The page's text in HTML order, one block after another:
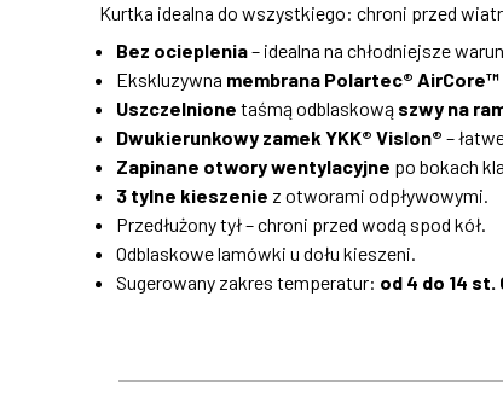
Kurtka idealna do wszystkiego: chroni przed
Bez ocieplenia– idealna na chłodniejsze
Ekskluzywna membrana Polartec® AirCore™
Uszczelnione taśmą odblaskową szwy na
Dwukierunkowy zamek YKK® Vislon® –
Zapinane otwory wentylacyjne po bokach
3 tylne kieszenie z otworami odpływowymi.
Przedłużony tył – chroni przed wodą spod kół.
Odblaskowe lamówki u dołu kieszeni.
Sugerowany zakres temperatur: od 4 do 14 st.